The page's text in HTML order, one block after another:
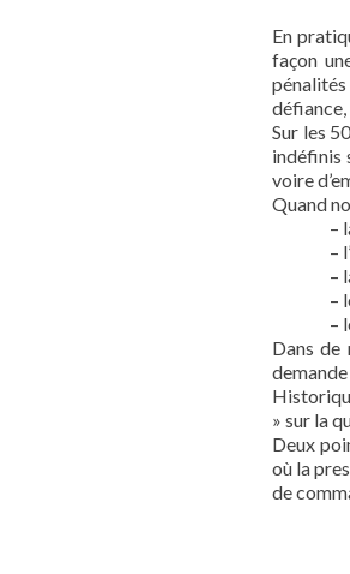
En
façon
pénalités
défiance,
Sur les
indéfinis
voire
Quand
– la
–
– la
– les
– les
Dans de
demande
» sur la
Deux
où la
de